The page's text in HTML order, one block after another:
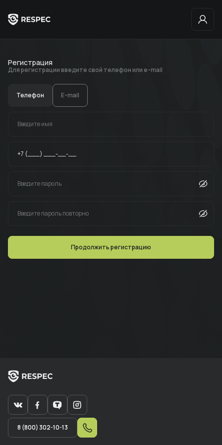
Регистрация
Для регистрации введите свой телефон или e-mail
Телефон E-mail
Продолжить регистрацию
8 (800) 302-10-13